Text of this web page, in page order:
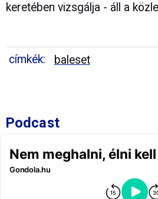
keretében vizsgálja - áll a
címkék: baleset
Podcast